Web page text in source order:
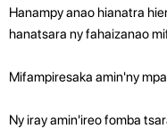
Hanampy anao hianatra
hanatsara ny fahaizanao
Mifampiresaka amin'ny
Ny iray amin'ireo fomba